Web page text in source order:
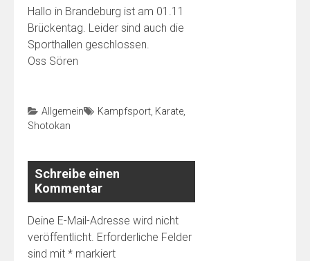
Hallo in Brandeburg ist am 01.11
Brückentag. Leider sind auch die
Sporthallen geschlossen.
Oss Sören
Allgemein Kampfsport Karate
Shotokan
Schreibe einen
Kommentar
Deine E-Mail-Adresse wird nicht
veröffentlicht. Erforderliche Felder
sind mit * markiert